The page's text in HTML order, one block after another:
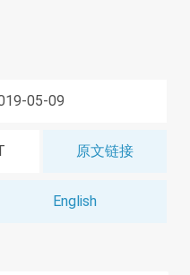
05-09
原文链接
English